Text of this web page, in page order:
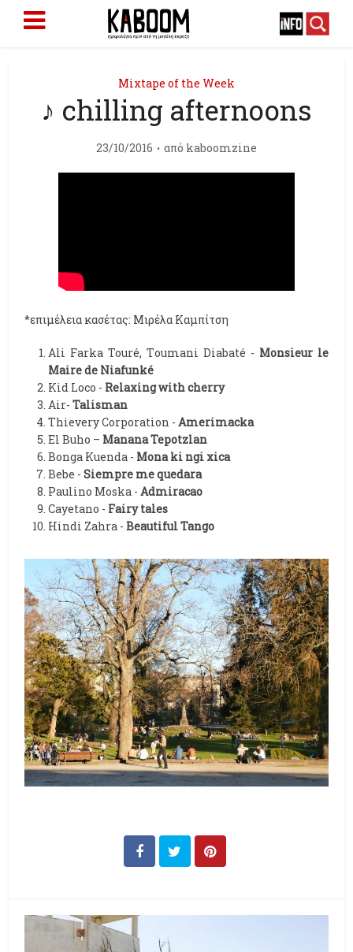
Mixtape of the Week
♪ chilling afternoons
23/10/2016 από kaboomzine
*επιμέλεια κασέτας: Μιρέλα Καμπίτση
Αli Farka Touré, Τoumani Diabaté - Monsieur le
Maire de Niafunké
Kid Loco - Relaxing with cherry
Air-Talisman
Thievery Corporation -Amerimacka
El Buho – Manana Tepotzlan
Bonga Kuenda - Mona ki ngi xica
Bebe -Siempre me quedara
Paulino Moska -Admiracao
Cayetano - Fairy tales
Hindi Zahra -Beautiful Tango